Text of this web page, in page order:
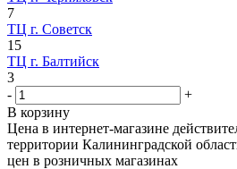
7
ТЦ г. Советск
15
ТЦ г. Балтийск
3
-
+
В корзину
Цена в интернет-магазине
территории Калининградской
цен в розничных магазинах